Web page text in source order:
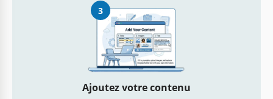
3
Ajoutez votre contenu